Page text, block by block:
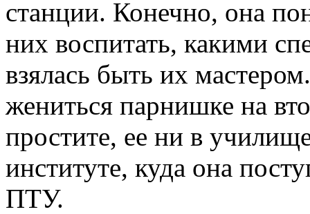
станции. Конечно, она
них воспитать, какими
взялась быть их
жениться парнишке на
простите, ее ни в
институте, куда она
ПТУ.